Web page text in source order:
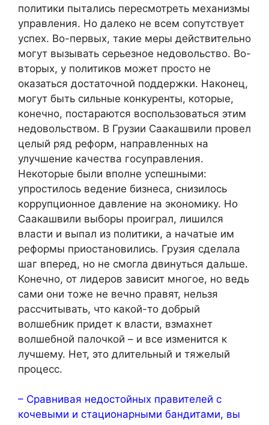
политики пытались пересмотреть механизмы
управления. Но далеко не всем сопутствует
успех. Во-первых, такие меры действительно
могут вызывать серьезное недовольство. Во-
вторых, у политиков может просто не
оказаться достаточной поддержки. Наконец,
могут быть сильные конкуренты, которые,
конечно, постараются воспользоваться этим
недовольством. В Грузии Саакашвили провел
целый ряд реформ, направленных на
улучшение качества госуправления.
Некоторые были вполне успешными:
упростилось ведение бизнеса, снизилось
коррупционное давление на экономику. Но
Саакашвили выборы проиграл, лишился
власти и выпал из политики, а начатые им
реформы приостановились. Грузия сделала
шаг вперед, но не смогла двинуться дальше.
Конечно, от лидеров зависит многое, но ведь
сами они тоже не вечно правят, нельзя
рассчитывать, что какой-то добрый
волшебник придет к власти, взмахнет
волшебной палочкой – и все изменится к
лучшему. Нет, это длительный и тяжелый
процесс.
– Сравнивая недостойных правителей с
кочевыми и стационарными бандитами, вы